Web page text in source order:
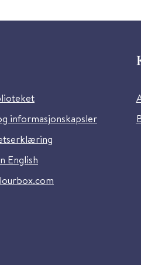
informasjonskapsler
English